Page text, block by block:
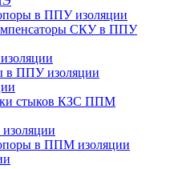
в ППУ изоляции
СКУ в ППУ
в ППУ изоляции
стыков КЗС ППМ
в ППМ изоляции